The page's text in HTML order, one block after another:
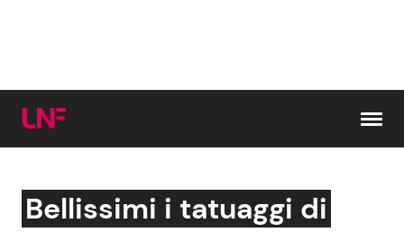
Cerca:
Bellissimi i tatuaggi di